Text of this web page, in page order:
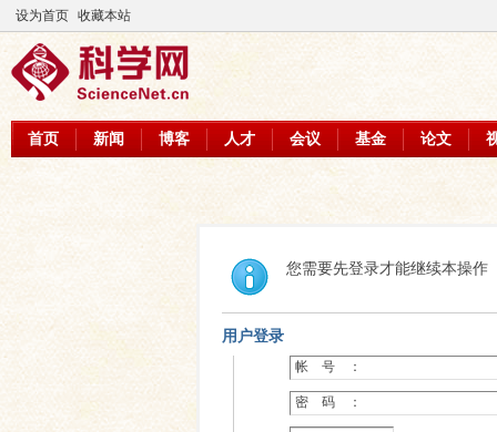
设为首页 收藏本站
首页 新闻 博客 人才 会议 基金 论文
您需要先登录才能继续本操作
用户登录
帐 号 ：
密 码 ：